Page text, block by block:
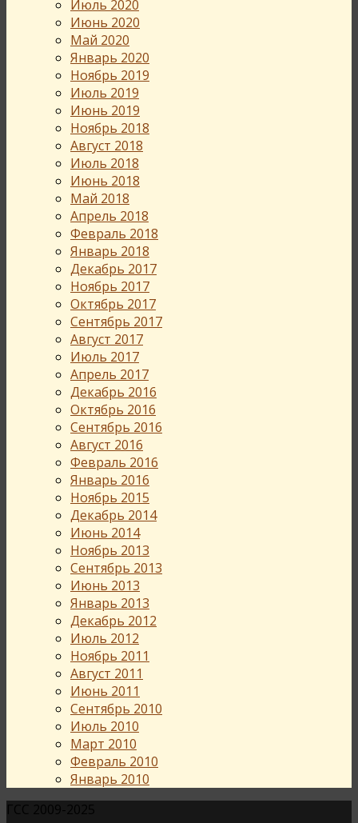
Июль 2020
Июнь 2020
Май 2020
Январь 2020
Ноябрь 2019
Июль 2019
Июнь 2019
Ноябрь 2018
Август 2018
Июль 2018
Июнь 2018
Май 2018
Апрель 2018
Февраль 2018
Январь 2018
Декабрь 2017
Ноябрь 2017
Октябрь 2017
Сентябрь 2017
Август 2017
Июль 2017
Апрель 2017
Декабрь 2016
Октябрь 2016
Сентябрь 2016
Август 2016
Февраль 2016
Январь 2016
Ноябрь 2015
Декабрь 2014
Июнь 2014
Ноябрь 2013
Сентябрь 2013
Июнь 2013
Январь 2013
Декабрь 2012
Июль 2012
Ноябрь 2011
Август 2011
Июнь 2011
Сентябрь 2010
Июль 2010
Март 2010
Февраль 2010
Январь 2010